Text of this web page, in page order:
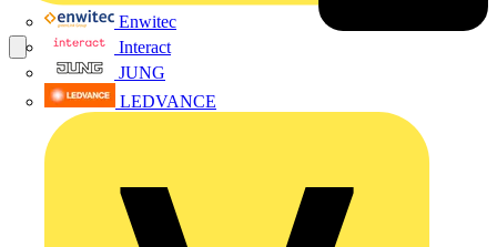
Enwitec
Interact
JUNG
LEDVANCE